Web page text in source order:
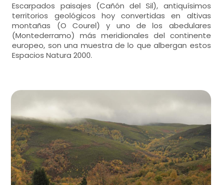
Escarpados paisajes (Cañón del Sil), antiquísimos
territorios geológicos hoy convertidas en altivas
montañas (O Courel) y uno de los abedulares
(Montederramo) más meridionales del continente
europeo, son una muestra de lo que albergan estos
Espacios Natura 2000.